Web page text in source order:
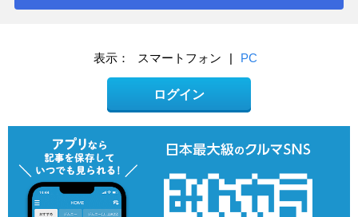
表示： スマートフォン | PC
ログイン